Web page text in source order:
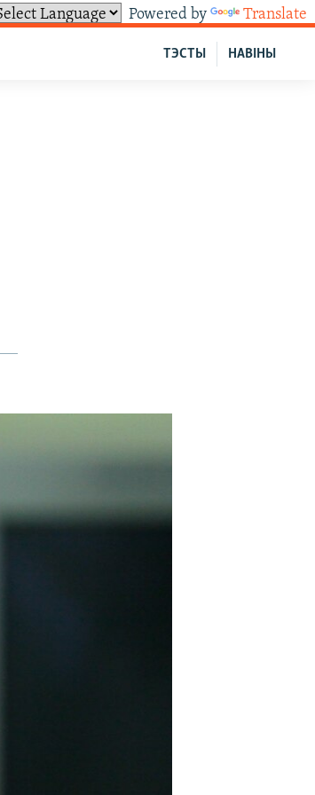
Powered by Translate
НАВІНЫ
ТЭСТЫ